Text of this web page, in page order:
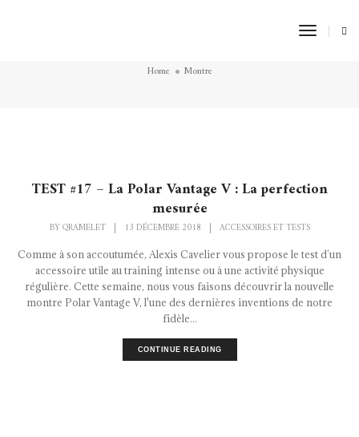
Toggle
Home Montre
TEST #17 – La Polar Vantage V : La perfection
mesurée
BYQRAMELET | 13 DÉCEMBRE 2018 | ACCESSOIRES ET TESTS
Comme à son accoutumée, Alexis Cavelier vous propose le test d’un
accessoire utile au training intense ou à une activité physique
régulière. Cette semaine, nous vous faisons découvrir la nouvelle
montre Polar Vantage V, l'une des dernières inventions de notre
fidèle...
CONTINUE READING